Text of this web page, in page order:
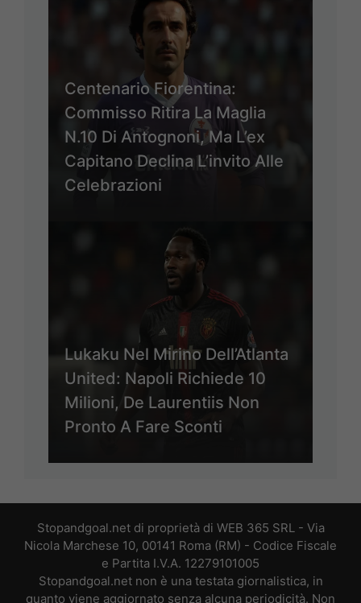
Centenario Fiorentina:
Commisso Ritira La Maglia
N.10 Di Antognoni, Ma L’ex
Capitano Declina L’invito Alle
Celebrazioni
Lukaku Nel Mirino Dell’Atlanta
United: Napoli Richiede 10
Milioni, De Laurentiis Non
Pronto A Fare Sconti
Stopandgoal.net di proprietà di WEB 365 SRL - Via
Nicola Marchese 10, 00141 Roma (RM) - Codice Fiscale
e Partita I.V.A. 12279101005
Stopandgoal.net non è una testata giornalistica, in
quanto viene aggiornato senza alcuna periodicità. Non